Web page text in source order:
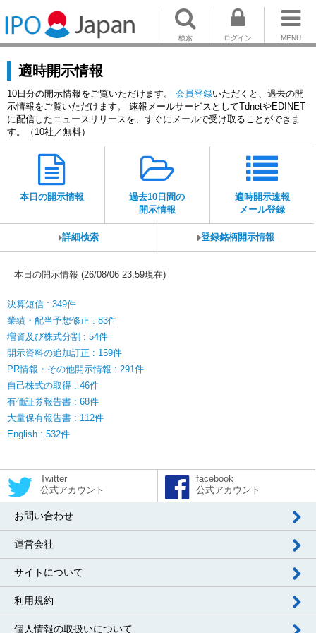
MENU
ログイン
検索
適時開示情報
10日分の開示情報をご覧いただけます。 会員登録いただくと、過去の開
示情報をご覧いただけます。 速報メールサービスとしてTdnetやEDINET
に配信したニュースリリースを、すぐにメールで受け取ることができま
す。（10社／無料）
本日の開示情報
過去10日間の
開示情報
適時開示速報
メール登録
詳細検索 登録銘柄開示情報
本日の開示情報 (26/08/06 23:59現在)
決算短信 : 349件
業績・配当予想修正 : 83件
増資及び株式分割 : 54件
開示資料の追加訂正 : 159件
PR情報・その他開示情報 : 291件
自己株式の取得 : 46件
有価証券報告書 : 68件
大量保有報告書 : 112件
English : 532件
Twitter
公式アカウント
facebook
公式アカウント
お問い合わせ
運営会社
サイトについて
利用規約
個人情報の取扱いについて